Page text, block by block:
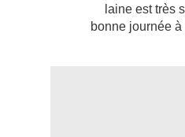
laine est très
bonne journée